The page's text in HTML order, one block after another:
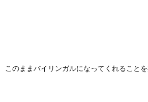
このままバイリンガルになってくれること